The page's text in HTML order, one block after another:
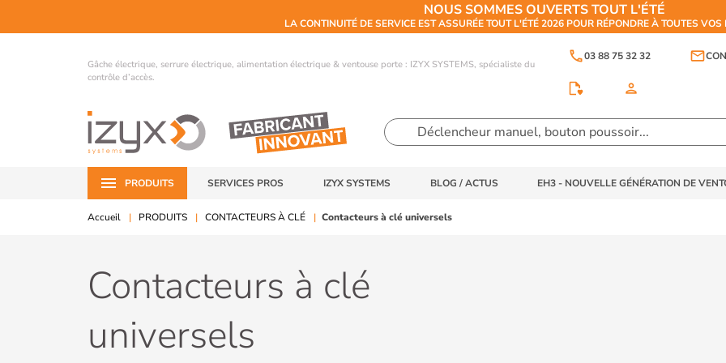
NOUS SOMMES OUVERTS TOUT L'ÉTÉ
LA CONTINUITÉ DE SERVICE EST ASSURÉE TOUT L'ÉTÉ 2026 POUR RÉPONDRE À TOUTES
Gâche électrique, serrure électrique, alimentation électrique & ventouse porte : IZYX SYSTEMS, spécialiste du
contrôle d’accès.
phone03 88 75 32 32 email
person
PRODUITS SERVICES PROS IZYX SYSTEMS BLOG / ACTUS EH3 - NOUVELLE GÉNÉRATION DE
Accueil PRODUITS CONTACTEURS À CLÉ Contacteurs à clé universels
Contacteurs à clé
universels